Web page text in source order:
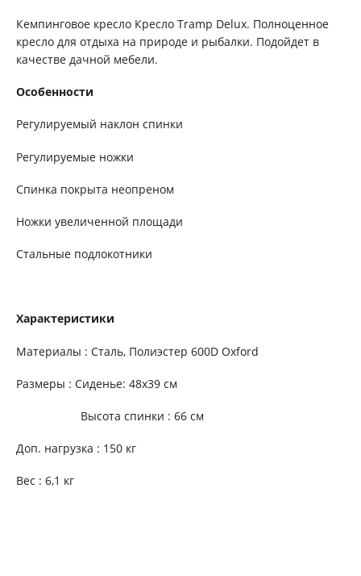
Кемпинговое кресло Кресло Tramp Delux. Полноценное
кресло для отдыха на природе и рыбалки. Подойдет в
качестве дачной мебели.
Особенности
Регулируемый наклон спинки
Регулируемые ножки
Спинка покрыта неопреном
Ножки увеличенной площади
Стальные подлокотники
Характеристики
Материалы : Сталь, Полиэстер 600D Oxford
Размеры : Сиденье: 48х39 см
Высота спинки : 66 см
Доп. нагрузка : 150 кг
Вес : 6,1 кг